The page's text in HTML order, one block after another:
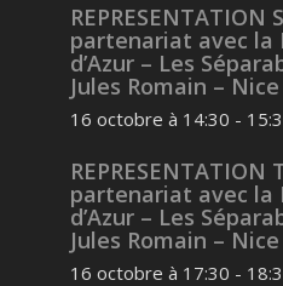
REPRESENTATION
partenariat avec la
d’Azur – Les
Jules Romain – Nice
16 octobre à 14:30 -
REPRESENTATION
partenariat avec la
d’Azur – Les
Jules Romain – Nice
16 octobre à 17:30 -